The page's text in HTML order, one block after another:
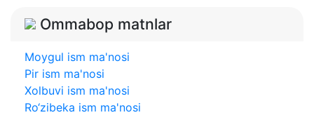
Ommabop matnlar
Moygul ism ma'nosi
Pir ism ma'nosi
Xolbuvi ism ma'nosi
Ro‘zibeka ism ma'nosi